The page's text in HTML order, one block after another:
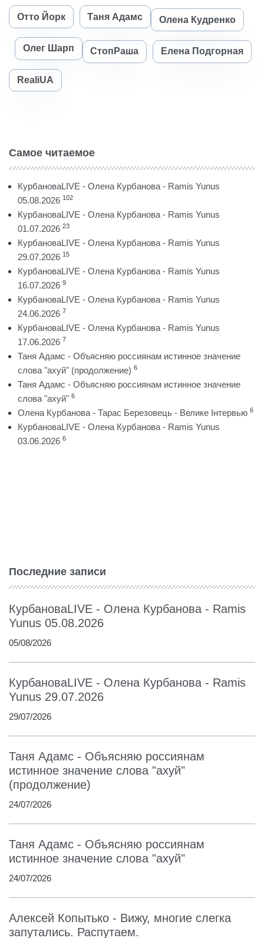
Отто Йорк Таня Адамс Олена Кудренко
Олег Шарп СтопРаша Елена Подгорная
RealiUA
Самое читаемое
КурбановаLIVE - Олена Курбанова - Ramis Yunus
05.08.2026 102
КурбановаLIVE - Олена Курбанова - Ramis Yunus
01.07.2026 23
КурбановаLIVE - Олена Курбанова - Ramis Yunus
29.07.2026 15
КурбановаLIVE - Олена Курбанова - Ramis Yunus
16.07.2026 9
КурбановаLIVE - Олена Курбанова - Ramis Yunus
24.06.2026 7
КурбановаLIVE - Олена Курбанова - Ramis Yunus
17.06.2026 7
Таня Адамс - Объясняю россиянам истинное значение
слова "ахуй" (продолжение) 6
Таня Адамс - Объясняю россиянам истинное значение
слова "ахуй" 6
Олена Курбанова - Тарас Березовець - Велике Інтервью 6
КурбановаLIVE - Олена Курбанова - Ramis Yunus
03.06.2026 6
Последние записи
КурбановаLIVE - Олена Курбанова - Ramis
Yunus 05.08.2026
05/08/2026
КурбановаLIVE - Олена Курбанова - Ramis
Yunus 29.07.2026
29/07/2026
Таня Адамс - Объясняю россиянам
истинное значение слова "ахуй"
(продолжение)
24/07/2026
Таня Адамс - Объясняю россиянам
истинное значение слова "ахуй"
24/07/2026
Алексей Копытько - Вижу, многие слегка
запутались. Распутаем.